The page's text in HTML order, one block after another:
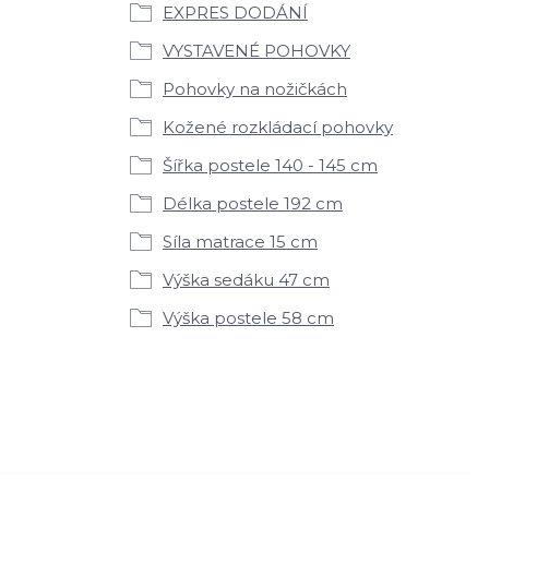
EXPRES DODÁNÍ
VYSTAVENÉ POHOVKY
Pohovky na nožičkách
Kožené rozkládací pohovky
Šířka postele 140 - 145 cm
Délka postele 192 cm
Síla matrace 15 cm
Výška sedáku 47 cm
Výška postele 58 cm